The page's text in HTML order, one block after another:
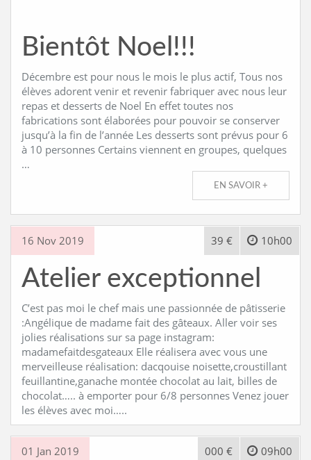
Bientôt Noel!!!
Décembre est pour nous le mois le plus actif, Tous nos
élèves adorent venir et revenir fabriquer avec nous leur
repas et desserts de Noel En effet toutes nos
fabrications sont élaborées pour pouvoir se conserver
jusqu’à la fin de l’année Les desserts sont prévus pour 6
à 10 personnes Certains viennent en groupes, quelques
…
EN SAVOIR +
16 Nov 2019 10h00
39 €
Atelier exceptionnel
C’est pas moi le chef mais une passionnée de pâtisserie
:Angélique de madame fait des gâteaux. Aller voir ses
jolies réalisations sur sa page instagram:
madamefaitdesgateaux Elle réalisera avec vous une
merveilleuse réalisation: dacqouise noisette,croustillant
feuillantine,ganache montée chocolat au lait, billes de
chocolat….. à emporter pour 6/8 personnes Venez jouer
les élèves avec moi…..
01 Jan 2019 09h00
000 €